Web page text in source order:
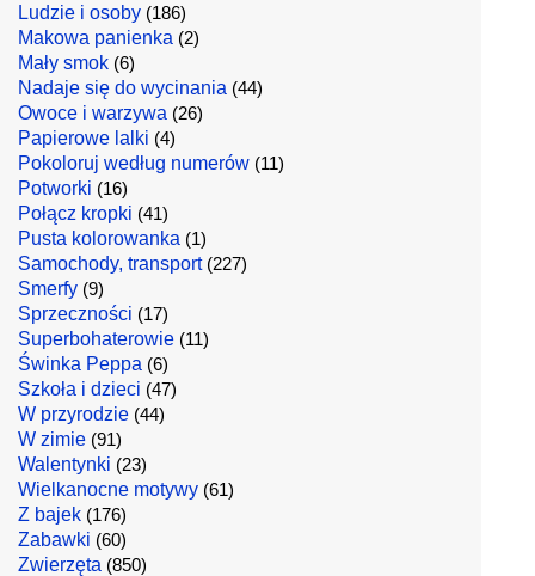
Ludzie i osoby (186)
Makowa panienka (2)
Mały smok (6)
Nadaje się do wycinania (44)
Owoce i warzywa (26)
Papierowe lalki (4)
Pokoloruj według numerów (11)
Potworki (16)
Połącz kropki (41)
Pusta kolorowanka (1)
Samochody, transport(227)
Smerfy (9)
Sprzeczności (17)
Superbohaterowie (11)
Świnka Peppa (6)
Szkoła i dzieci (47)
W przyrodzie (44)
W zimie (91)
Walentynki (23)
Wielkanocne motywy (61)
Z bajek (176)
Zabawki (60)
Zwierzęta (850)